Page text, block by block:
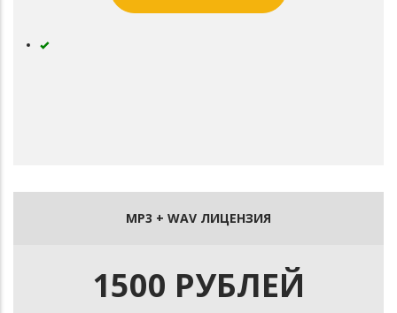
MP3 + WAV ЛИЦЕНЗИЯ
1500 РУБЛЕЙ